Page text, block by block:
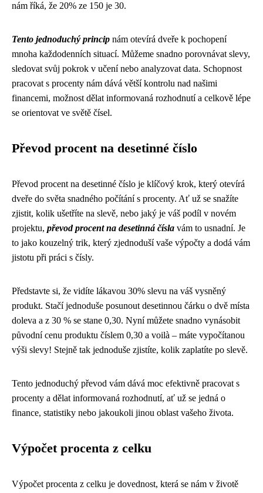
nám říká, že 20% ze 150 je 30.
Tento jednoduchý princip nám otevírá dveře k pochopení
mnoha každodenních situací. Můžeme snadno porovnávat slevy,
sledovat svůj pokrok v učení nebo analyzovat data. Schopnost
pracovat s procenty nám dává větší kontrolu nad našimi
financemi, možnost dělat informovaná rozhodnutí a celkově lépe
se orientovat ve světě čísel.
Převod procent na desetinné číslo
Převod procent na desetinné číslo je klíčový krok, který otevírá
dveře do světa snadného počítání s procenty. Ať už se snažíte
zjistit, kolik ušetříte na slevě, nebo jaký je váš podíl v novém
projektu, převod procent na desetinná čísla vám to usnadní. Je
to jako kouzelný trik, který zjednoduší vaše výpočty a dodá vám
jistotu při práci s čísly.
Představte si, že vidíte lákavou 30% slevu na váš vysněný
produkt. Stačí jednoduše posunout desetinnou čárku o dvě místa
doleva a z 30 % se stane 0,30. Nyní můžete snadno vynásobit
původní cenu produktu číslem 0,30 a voilà – máte vypočítanou
výši slevy! Stejně tak jednoduše zjistíte, kolik zaplatíte po slevě.
Tento jednoduchý převod vám dává moc efektivně pracovat s
procenty a dělat informovaná rozhodnutí, ať už se jedná o
finance, statistiky nebo jakoukoli jinou oblast vašeho života.
Výpočet procenta z celku
Výpočet procenta z celku je dovednost, která se nám v životě